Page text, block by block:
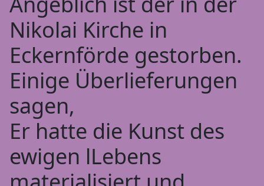
Nikolai Kirche in
Eckernförde gestorben.
Einige Überlieferungen
sagen,
Er hatte die Kunst des
ewigen lLebens